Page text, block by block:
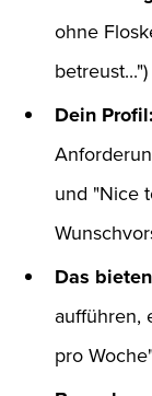
ohne
betreust...")
Dein Profil:
und "Nice
Das
aufführen,
pro